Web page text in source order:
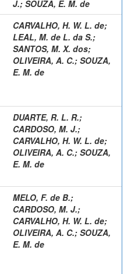
J.; SOUZA, E. M. de
CARVALHO, H. W. L. de;
LEAL, M. de L. da S.;
SANTOS, M. X. dos;
OLIVEIRA, A. C.; SOUZA,
E. M. de
DUARTE, R. L. R.;
CARDOSO, M. J.;
CARVALHO, H. W. L. de;
OLIVEIRA, A. C.; SOUZA,
E. M. de
MELO, F. de B.;
CARDOSO, M. J.;
CARVALHO, H. W. L. de;
OLIVEIRA, A. C.; SOUZA,
E. M. de